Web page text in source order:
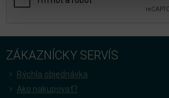
ZÁKAZNÍCKY SERVÍS
Rýchla objednávka
Ako nakupovať?